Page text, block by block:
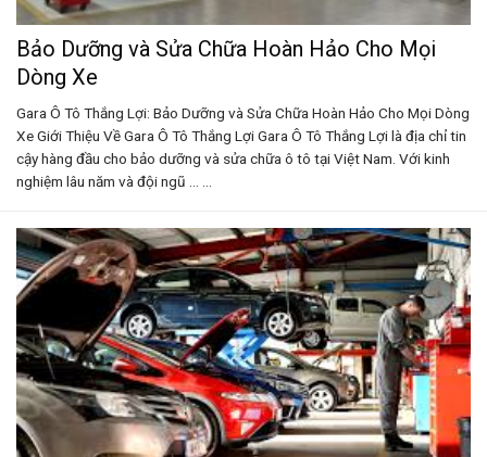
Bảo Dưỡng và Sửa Chữa Hoàn Hảo Cho Mọi
Dòng Xe
Gara Ô Tô Thắng Lợi: Bảo Dưỡng và Sửa Chữa Hoàn Hảo Cho Mọi Dòng
Xe Giới Thiệu Về Gara Ô Tô Thắng Lợi Gara Ô Tô Thắng Lợi là địa chỉ tin
cậy hàng đầu cho bảo dưỡng và sửa chữa ô tô tại Việt Nam. Với kinh
nghiệm lâu năm và đội ngũ ... ...